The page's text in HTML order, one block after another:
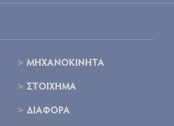
ΜΗΧΑΝΟΚΙΝΗΤΑ
ΣΤΟΙΧΗΜΑ
ΔΙΑΦΟΡΑ